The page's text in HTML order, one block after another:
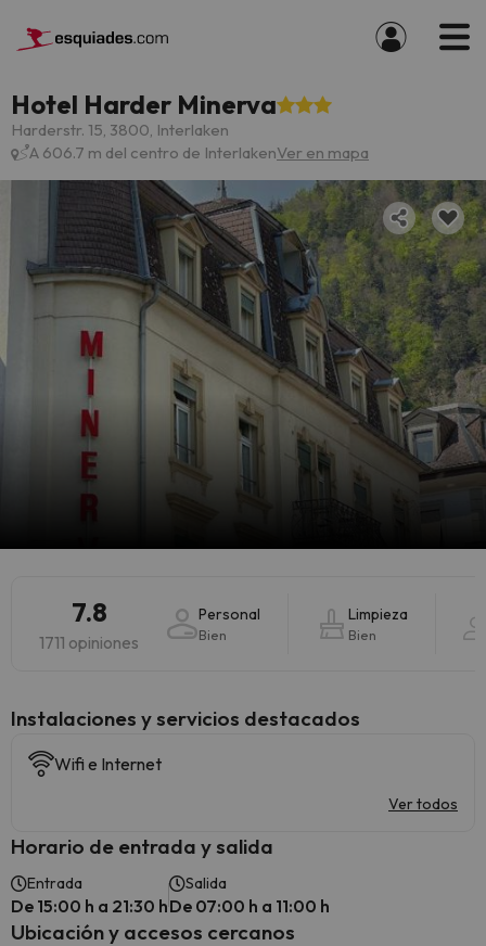
Hotel Harder Minerva
Harderstr. 15, 3800, Interlaken
A 606.7 m del centro de InterlakenVer en mapa
7.8
1711 opiniones
Personal
Bien
Limpieza
Bien
Instalaciones y servicios destacados
Wifi e Internet
Ver todos
Horario de entrada y salida
Entrada
De 15:00 h a 21:30 h
Salida
De 07:00 h a 11:00 h
Ubicación y accesos cercanos